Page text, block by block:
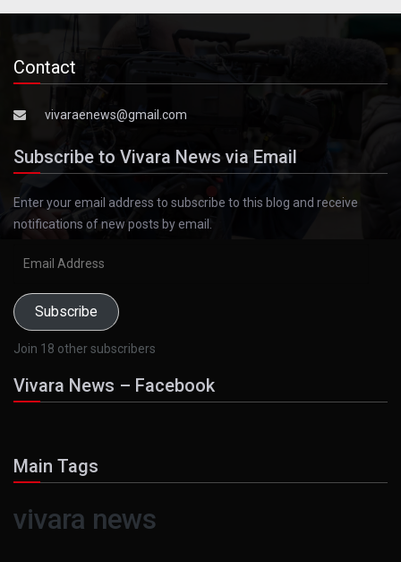
Contact
vivaraenews@gmail.com
Subscribe to Vivara News via Email
Enter your email address to subscribe to this blog and receive
notifications of new posts by email.
Subscribe
Join 18 other subscribers
Vivara News – Facebook
Main Tags
vivara news